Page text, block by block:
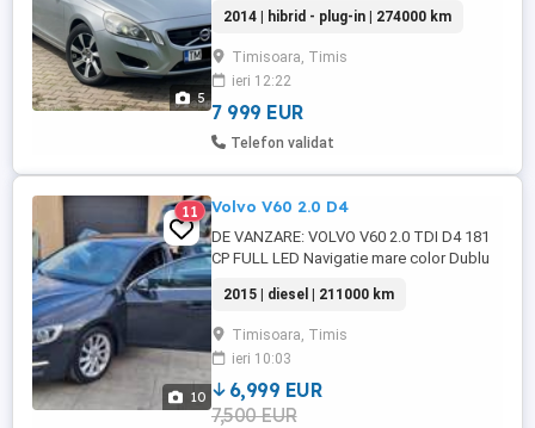
5
navigație 4*4 decuplabil încălzire in
scaune senzori parcare fata+ spate trapa
electrică Distronic line asist asistare unghi
mort cititor semne circulație memorie
scaune autonomie curent 40-50 km !!!
sistem ...
2014 | hibrid - plug-in | 274000 km
Timisoara, Timis
ieri 12:22
7 999 EUR
Telefon validat
10
11 Volvo V60 2.0 D4
DE VANZARE: VOLVO V60 2.0 TDI D4 181
CP FULL LED Navigatie mare color Dublu
Pilot automat Computer bord Comenzi
volan An: 2015 Sistem isofix Start stop la
semafor Volan piele 3 spite 2 chei 4
geamuri electrice Oglinzi electrice si
incalzite Senzor parcare Senzor ...
2015 | diesel | 211000 km
Timisoara, Timis
ieri 10:03
6,999 EUR
7,500 EUR